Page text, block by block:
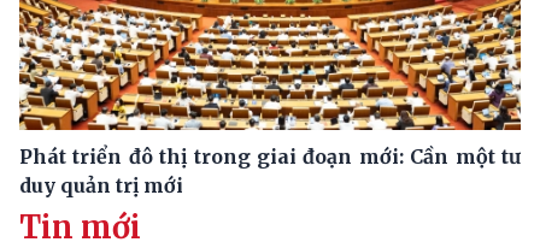
Phát triển đô thị trong giai đoạn mới: Cần một tư
duy quản trị mới
Tin mới